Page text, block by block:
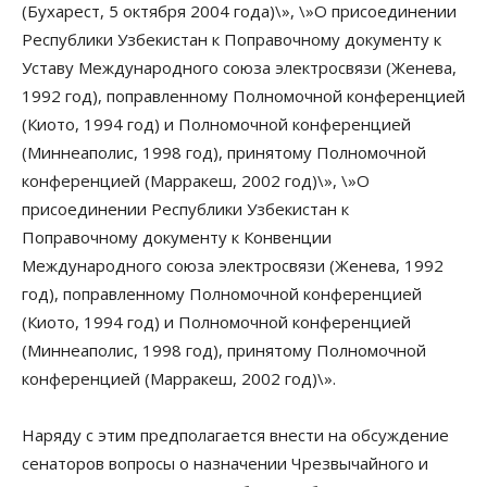
(Бухарест, 5 октября 2004 года)\», \»О присоединении
Республики Узбекистан к Поправочному документу к
Уставу Международного союза электросвязи (Женева,
1992 год), поправленному Полномочной конференцией
(Киото, 1994 год) и Полномочной конференцией
(Миннеаполис, 1998 год), принятому Полномочной
конференцией (Марракеш, 2002 год)\», \»О
присоединении Республики Узбекистан к
Поправочному документу к Конвенции
Международного союза электросвязи (Женева, 1992
год), поправленному Полномочной конференцией
(Киото, 1994 год) и Полномочной конференцией
(Миннеаполис, 1998 год), принятому Полномочной
конференцией (Марракеш, 2002 год)\».
Наряду с этим предполагается внести на обсуждение
сенаторов вопросы о назначении Чрезвычайного и